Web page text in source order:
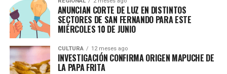
ANUNCIAN CORTE DE LUZ EN DISTINTOS
SECTORES DE SAN FERNANDO PARA ESTE
MIÉRCOLES 10 DE JUNIO
CULTURA 12 meses ago
INVESTIGACIÓN CONFIRMA ORIGEN MAPUCHE DE
LA PAPA FRITA